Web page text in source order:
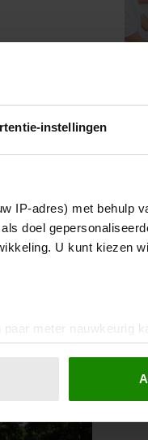
instellingen
IP-adres) met behulp
doel
U kunt kiezen
meter nauwkeurig
eigenschappen
functies voor social